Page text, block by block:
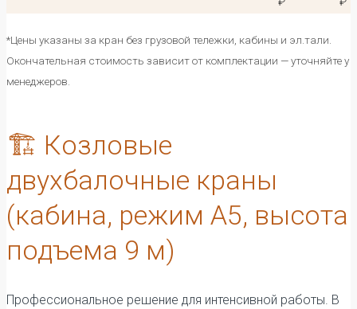
*Цены указаны за кран без грузовой тележки, кабины и эл.тали.
Окончательная стоимость зависит от комплектации — уточняйте у
менеджеров.
🏗️ Козловые
двухбалочные краны
(кабина, режим А5, высота
подъема 9 м)
Профессиональное решение для интенсивной работы. В